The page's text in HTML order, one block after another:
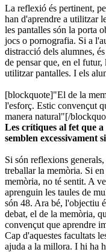
La reflexió és pertinent,
han d'aprendre a utilitzar
les pantalles són la porta
jocs o pornografia. Si a
distracció dels alumnes,
de pensar que, en el
utilitzar pantalles. I els
[blockquote]"El de la
l'esforç. Estic convençut
manera natural"[/
Les crítiques al fet que
semblen excessivament
Si són reflexions
treballar la memòria. Si
memòria, no té sentit. A
aprenguin les taules de
són 48. Ara bé, l'objectiu
debat, el de la memòria,
convençut que aprendre
Cap d'aquestes facultats
ajuda a la millora. I hi ha